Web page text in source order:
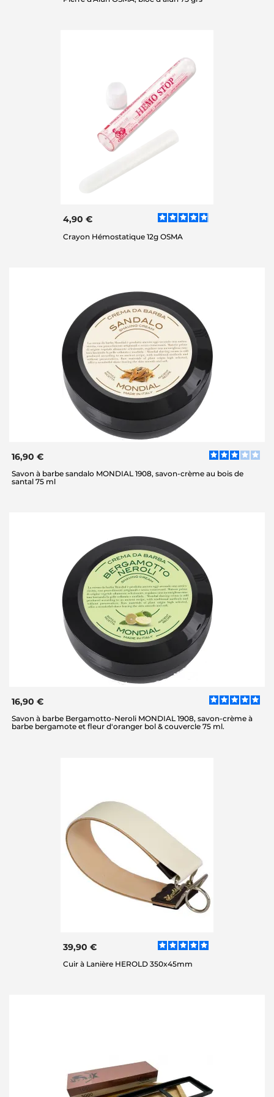
4,90 €
Crayon Hémostatique 12g OSMA
16,90 €
Savon à barbe sandalo MONDIAL 1908, savon-crème au bois de
santal 75 ml
16,90 €
Savon à barbe Bergamotto-Neroli MONDIAL 1908, savon-crème à
barbe bergamote et fleur d'oranger bol & couvercle 75 ml.
39,90 €
Cuir à Lanière HEROLD 350x45mm